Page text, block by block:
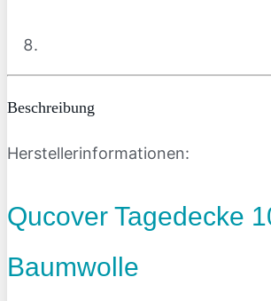
Beschreibung
Herstellerinformationen:
Qucover Tagedecke
Baumwolle